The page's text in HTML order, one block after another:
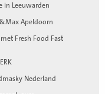
in Leeuwarden
Apeldoorn
Fresh Food Fast
Nederland